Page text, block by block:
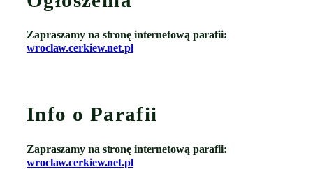
Zapraszamy na stronę internetową parafii:
wroclaw.cerkiew.net.pl
Info o Parafii
Zapraszamy na stronę internetową parafii:
wroclaw.cerkiew.net.pl